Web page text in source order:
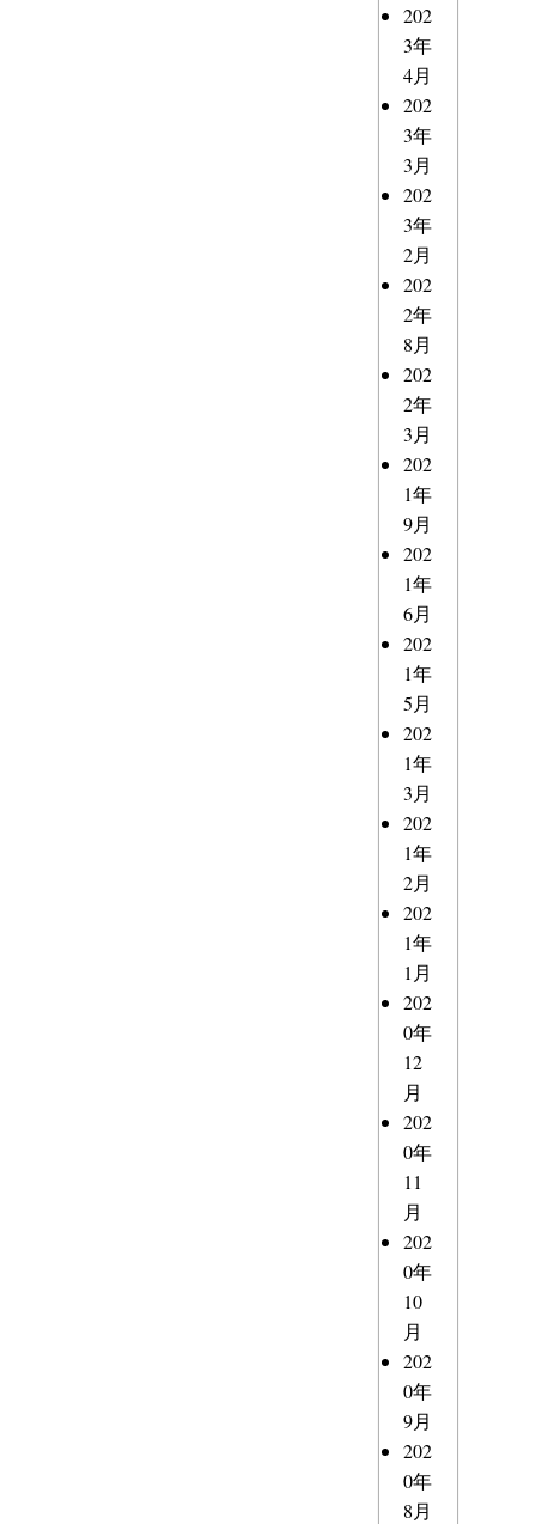
202
3年
4月
202
3年
3月
202
3年
2月
202
2年
8月
202
2年
3月
202
1年
9月
202
1年
6月
202
1年
5月
202
1年
3月
202
1年
2月
202
1年
1月
202
0年
12
月
202
0年
11
月
202
0年
10
月
202
0年
9月
202
0年
8月